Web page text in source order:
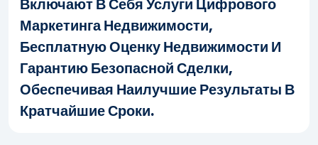
Включают В Себя Услуги Цифрового
Маркетинга Недвижимости,
Бесплатную Оценку Недвижимости И
Гарантию Безопасной Сделки,
Обеспечивая Наилучшие Результаты В
Кратчайшие Сроки.